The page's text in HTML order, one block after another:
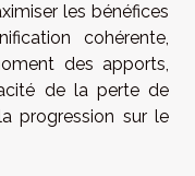
les bénéfices
cohérente,
des apports,
de la perte de
progression sur le